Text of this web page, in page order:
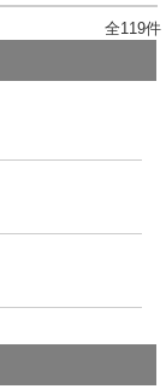
全119件